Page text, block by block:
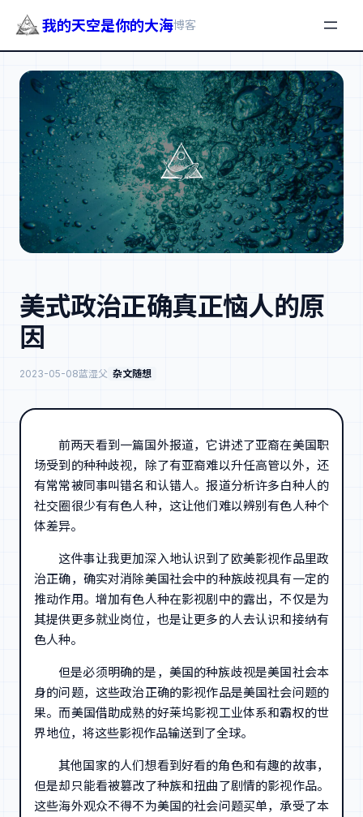
我的天空是你的大海博客
美式政治正确真正恼人的原
因
2023-05-08蓝湿父 杂文随想
前两天看到一篇国外报道，它讲述了亚裔在美国职
场受到的种种歧视，除了有亚裔难以升任高管以外，还
有常常被同事叫错名和认错人。报道分析许多白种人的
社交圈很少有有色人种，这让他们难以辨别有色人种个
体差异。
这件事让我更加深入地认识到了欧美影视作品里政
治正确，确实对消除美国社会中的种族歧视具有一定的
推动作用。增加有色人种在影视剧中的露出，不仅是为
其提供更多就业岗位，也是让更多的人去认识和接纳有
色人种。
但是必须明确的是，美国的种族歧视是美国社会本
身的问题，这些政治正确的影视作品是美国社会问题的
果。而美国借助成熟的好莱坞影视工业体系和霸权的世
界地位，将这些影视作品输送到了全球。
其他国家的人们想看到好看的角色和有趣的故事，
但是却只能看被篡改了种族和扭曲了剧情的影视作品。
这些海外观众不得不为美国的社会问题买单，承受了本